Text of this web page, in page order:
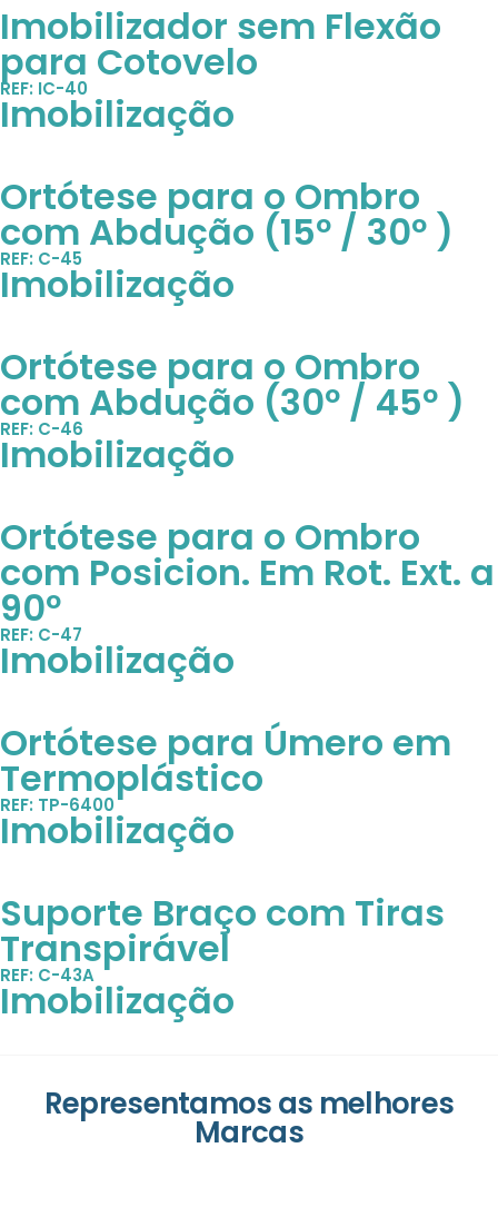
Imobilizador sem Flexão
para Cotovelo
REF: IC-40
Imobilização
Ortótese para o Ombro
com Abdução (15º / 30º )
REF: C-45
Imobilização
Ortótese para o Ombro
com Abdução (30º / 45º )
REF: C-46
Imobilização
Ortótese para o Ombro
com Posicion. Em Rot. Ext. a
90º
REF: C-47
Imobilização
Ortótese para Úmero em
Termoplástico
REF: TP-6400
Imobilização
Suporte Braço com Tiras
Transpirável
REF: C-43A
Imobilização
Representamos as melhores
Marcas